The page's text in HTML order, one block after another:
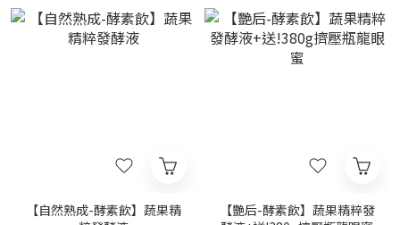
【自然熟成-酵素飲】蔬果精
【艷后-酵素飲】蔬果精粹發